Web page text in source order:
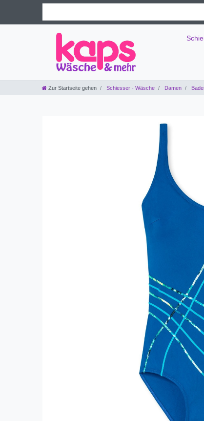
Zur Startseite gehen Schiesser - Wäsche Damen